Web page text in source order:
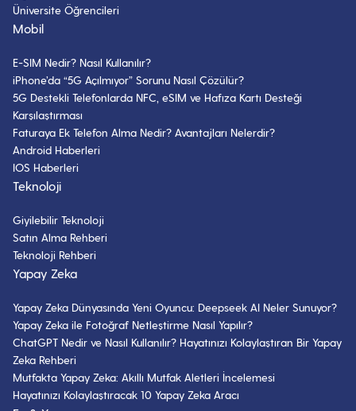
Üniversite Öğrencileri
Mobil
E-SIM Nedir? Nasıl Kullanılır?
iPhone’da “5G Açılmıyor” Sorunu Nasıl Çözülür?
5G Destekli Telefonlarda NFC, eSIM ve Hafıza Kartı Desteği
Karşılaştırması
Faturaya Ek Telefon Alma Nedir? Avantajları Nelerdir?
Android Haberleri
IOS Haberleri
Teknoloji
Giyilebilir Teknoloji
Satın Alma Rehberi
Teknoloji Rehberi
Yapay Zeka
Yapay Zeka Dünyasında Yeni Oyuncu: Deepseek AI Neler Sunuyor?
Yapay Zeka ile Fotoğraf Netleştirme Nasıl Yapılır?
ChatGPT Nedir ve Nasıl Kullanılır? Hayatınızı Kolaylaştıran Bir Yapay
Zeka Rehberi
Mutfakta Yapay Zeka: Akıllı Mutfak Aletleri İncelemesi
Hayatınızı Kolaylaştıracak 10 Yapay Zeka Aracı